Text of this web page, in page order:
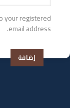
your registered
email address.